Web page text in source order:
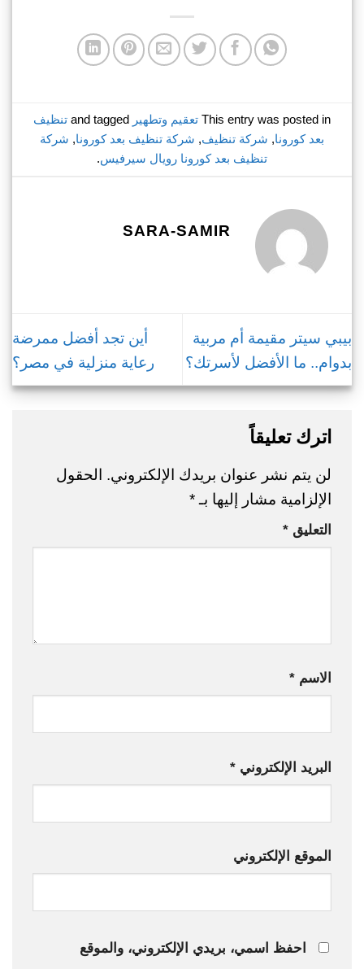
This entry was posted in تعقيم وتطهير
تنظيف
بعد كورونا, شركة تنظيف, شركة تنظيف بعد كورونا, شركة
تنظيف بعد كورونا رويال سيرفيس.
SARA-SAMIR
بيبي سيتر مقيمة أم مربية
بدوام.. ما الأفضل لأسرتك؟
أين تجد أفضل ممرضة
رعاية منزلية في مصر؟
اترك تعليقاً
لن يتم نشر عنوان بريدك الإلكتروني. الحقول
الإلزامية مشار إليها بـ*
التعليق *
الاسم *
البريد الإلكتروني *
الموقع الإلكتروني
احفظ اسمي، بريدي الإلكتروني، والموقع